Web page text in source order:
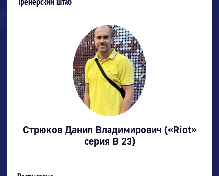
Стрюков Данил Владимирович («Riot»
серия В 23)